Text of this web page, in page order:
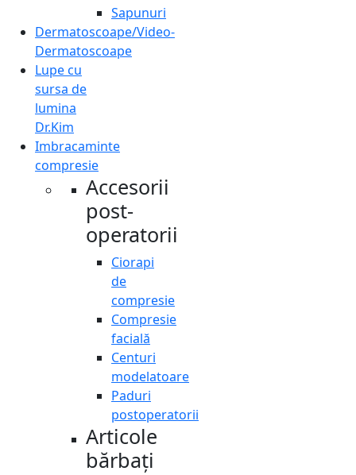
Sapunuri
Dermatoscoape/Video-
Dermatoscoape
Lupe cu
sursa de
lumina
Dr.Kim
Imbracaminte
compresie
Accesorii
post-
operatorii
Ciorapi
de
compresie
Compresie
facială
Centuri
modelatoare
Paduri
postoperatorii
Articole
bărbați